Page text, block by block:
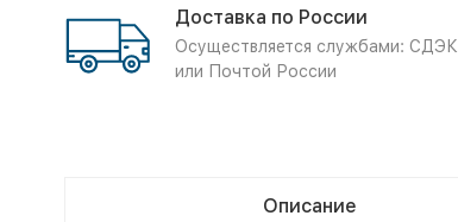
Доставка по России
Осуществляется службами: СДЭК
или Почтой России
Описание